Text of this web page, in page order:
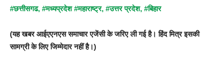
#छत्तीसगढ, #मध्यप्रदेश #महाराष्ट्र, #उत्तर प्रदेश, #बिहार
(यह खबर आईएएनएस समाचार एजेंसी के जरिए ली गई है। हिंद मित्र इसकी
सामग्री के लिए जिम्मेदार नहीं है।)